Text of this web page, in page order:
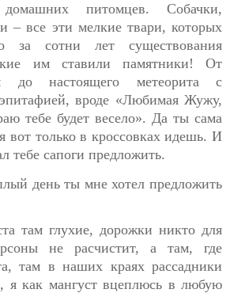
питомцев. Собачки,
– все эти мелкие твари, которых
за сотни лет существования
им ставили памятники! От
до настоящего метеорита с
вроде «Любимая Жужу,
тебе будет весело». Да ты сама
вот только в кроссовках идешь. И
тебе сапоги предложить.
день ты мне хотел предложить
там глухие, дорожки никто для
не расчистит, а там, где
там в наших краях рассадники
я как мангуст вцеплюсь в любую